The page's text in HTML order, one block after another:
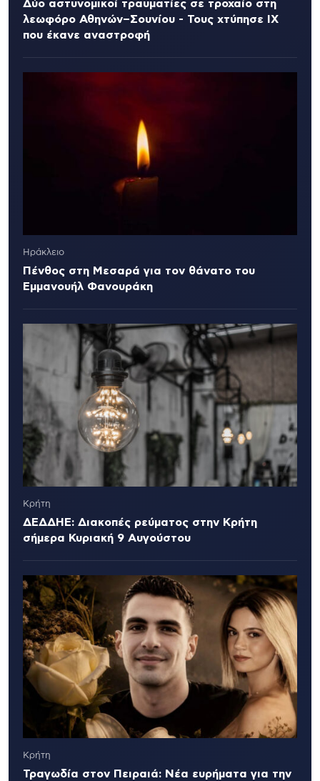
Δύο αστυνομικοί τραυματίες σε τροχαίο στη
λεωφόρο Αθηνών–Σουνίου - Τους χτύπησε ΙΧ
που έκανε αναστροφή
Ηράκλειο
Πένθος στη Μεσαρά για τον θάνατο του
Εμμανουήλ Φανουράκη
Κρήτη
ΔΕΔΔΗΕ: Διακοπές ρεύματος στην Κρήτη
σήμερα Κυριακή 9 Αυγούστου
Κρήτη
Τραγωδία στον Πειραιά: Νέα ευρήματα για την